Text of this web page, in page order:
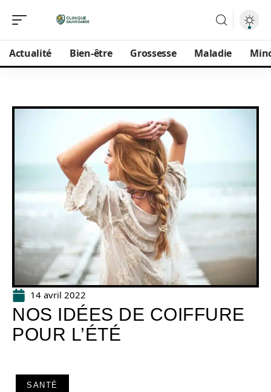
Actualité Bien-être Grossesse Maladie
14 avril 2022
NOS IDÉES DE COIFFURE
POUR L’ÉTÉ
SANTÉ